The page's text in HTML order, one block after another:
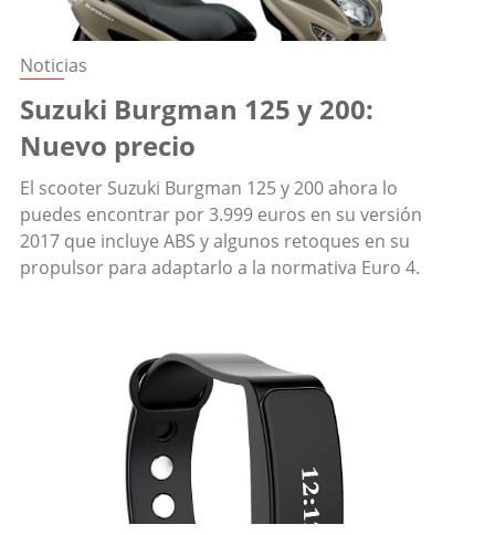
Noticias
Suzuki Burgman 125 y 200:
Nuevo precio
El scooter Suzuki Burgman 125 y 200 ahora lo
puedes encontrar por 3.999 euros en su versión
2017 que incluye ABS y algunos retoques en su
propulsor para adaptarlo a la normativa Euro 4.